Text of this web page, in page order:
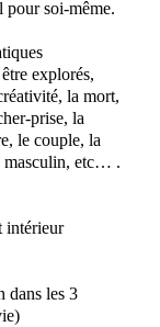
pour soi-même.
explorés,
la mort,
prise, la
le couple, la
masculin, etc… .
dans les 3